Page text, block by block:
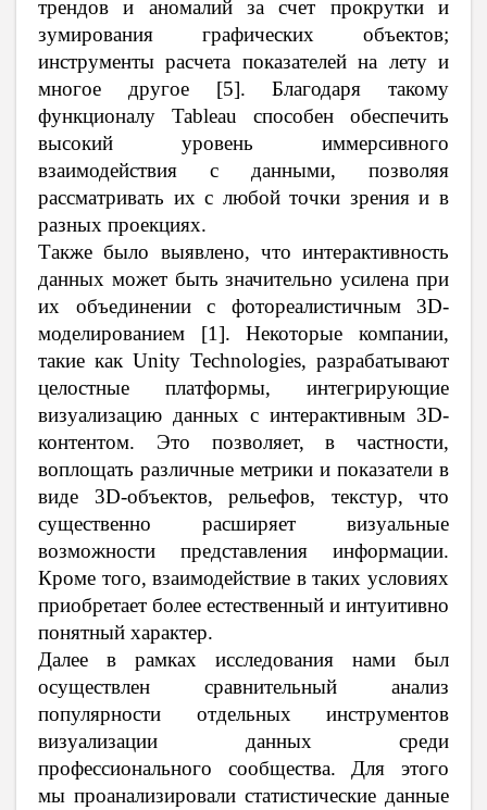
трендов и аномалий за счет прокрутки и
зумирования графических объектов;
инструменты расчета показателей на лету и
многое другое [5]. Благодаря такому
функционалу Tableau способен обеспечить
высокий уровень иммерсивного
взаимодействия с данными, позволяя
рассматривать их с любой точки зрения и в
разных проекциях.
Также было выявлено, что интерактивность
данных может быть значительно усилена при
их объединении с фотореалистичным 3D-
моделированием [1]. Некоторые компании,
такие как Unity Technologies, разрабатывают
целостные платформы, интегрирующие
визуализацию данных с интерактивным 3D-
контентом. Это позволяет, в частности,
воплощать различные метрики и показатели в
виде 3D-объектов, рельефов, текстур, что
существенно расширяет визуальные
возможности представления информации.
Кроме того, взаимодействие в таких условиях
приобретает более естественный и интуитивно
понятный характер.
Далее в рамках исследования нами был
осуществлен сравнительный анализ
популярности отдельных инструментов
визуализации данных среди
профессионального сообщества. Для этого
мы проанализировали статистические данные